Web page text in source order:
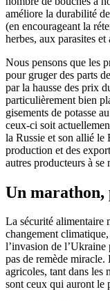
améliore la durabilité
(en encourageant la
herbes, aux parasites
Nous pensons que les
pour gruger des parts
par la hausse des prix
particulièrement bien
gisements de potasse
ceux-ci soit
la Russie et son allié le
production et des
autres producteurs à se
Un marathon,
La sécurité alimentaire
changement
l’invasion de l’Ukraine
pas de remède
agricoles, tant dans les
sont ceux qui auront le